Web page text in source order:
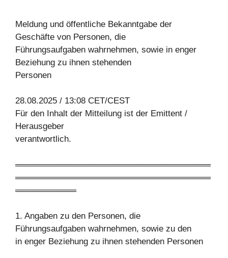
Meldung und öffentliche Bekanntgabe der
Geschäfte von Personen, die
Führungsaufgaben wahrnehmen, sowie in enger
Beziehung zu ihnen stehenden
Personen
28.08.2025 / 13:08 CET/CEST
Für den Inhalt der Mitteilung ist der Emittent /
Herausgeber
verantwortlich.
════════════════════════════════
════════════════════════════════
══════════
1. Angaben zu den Personen, die
Führungsaufgaben wahrnehmen, sowie zu den
in enger Beziehung zu ihnen stehenden Personen